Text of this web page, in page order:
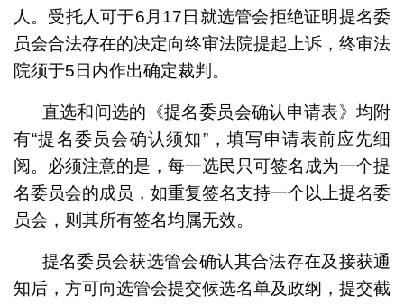
人。受托人可于6月17日就选管会拒绝证明提名委
员会合法存在的决定向终审法院提起上诉，终审法
院须于5日内作出确定裁判。
直选和间选的《提名委员会确认申请表》均附
有“提名委员会确认须知”，填写申请表前应先细
阅。必须注意的是，每一选民只可签名成为一个提
名委员会的成员，如重复签名支持一个以上提名委
员会，则其所有签名均属无效。
提名委员会获选管会确认其合法存在及接获通
知后，方可向选管会提交候选名单及政纲，提交截